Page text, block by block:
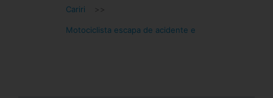
Cariri >>
Motociclista escapa de acidente e